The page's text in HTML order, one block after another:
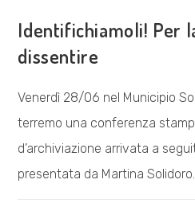
Identifichiamoli! Per
dissentire
Venerdì 28/06 nel Municipio
terremo una conferenza
d’archiviazione arrivata a
presentata da Martina